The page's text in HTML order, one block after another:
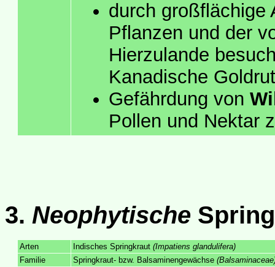
durch großflächige
Pflanzen und der
Hierzulande
Kanadische
Gefährdung von
Pollen und Nektar
3. Neophytische
Arten Indisches Springkraut (Impatiens glandulifera)
Familie
Springkraut- bzw. Balsaminengewächse